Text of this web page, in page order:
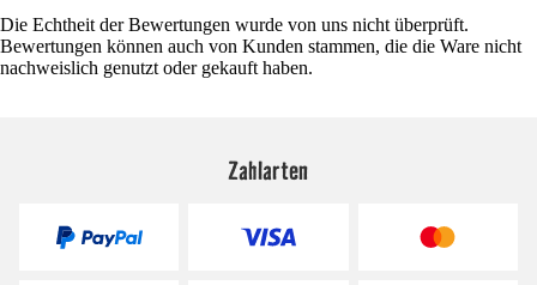
Die Echtheit der Bewertungen wurde von uns nicht überprüft.
Bewertungen können auch von Kunden stammen, die die Ware nicht
nachweislich genutzt oder gekauft haben.
Zahlarten